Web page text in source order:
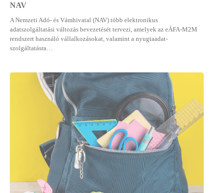
NAV
A Nemzeti Adó- és Vámhivatal (NAV) több elektronikus
adatszolgáltatási változás bevezetését tervezi, amelyek az eÁFA-M2M
rendszert használó vállalkozásokat, valamint a nyugtaadat-
szolgáltatásra…